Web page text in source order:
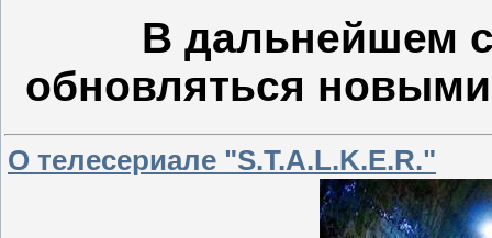
В дальнейшем
обновляться
О телесериале "S.T.A.L.K.E.R."